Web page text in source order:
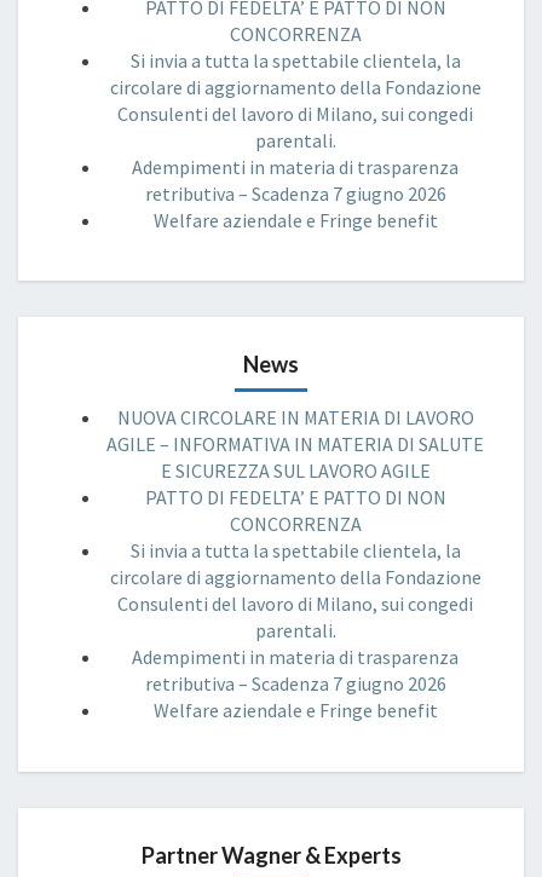
PATTO DI FEDELTA’ E PATTO DI NON
CONCORRENZA
Si invia a tutta la spettabile clientela, la
circolare di aggiornamento della Fondazione
Consulenti del lavoro di Milano, sui congedi
parentali.
Adempimenti in materia di trasparenza
retributiva – Scadenza 7 giugno 2026
Welfare aziendale e Fringe benefit
News
NUOVA CIRCOLARE IN MATERIA DI LAVORO
AGILE – INFORMATIVA IN MATERIA DI SALUTE
E SICUREZZA SUL LAVORO AGILE
PATTO DI FEDELTA’ E PATTO DI NON
CONCORRENZA
Si invia a tutta la spettabile clientela, la
circolare di aggiornamento della Fondazione
Consulenti del lavoro di Milano, sui congedi
parentali.
Adempimenti in materia di trasparenza
retributiva – Scadenza 7 giugno 2026
Welfare aziendale e Fringe benefit
Partner Wagner & Experts